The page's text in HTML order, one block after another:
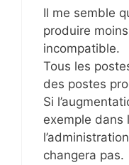
Il me semble
produire
incompatible.
Tous les
des postes
Si
exemple dans
changera pas.